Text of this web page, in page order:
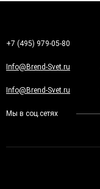
+7 (495) 979-05-80
Info@Brend-Svet.ru
Info@Brend-Svet.ru
Мы в соц.сетях